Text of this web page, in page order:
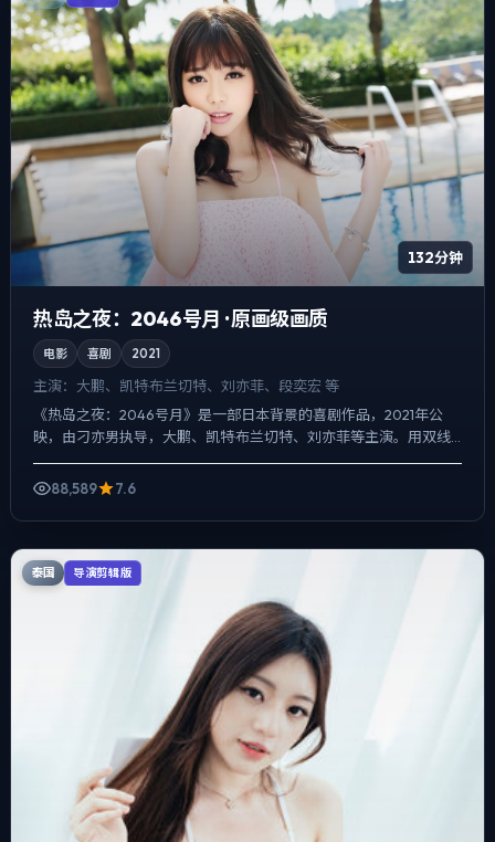
132分钟
热岛之夜：2046号月 · 原画级画质
电影 喜剧 2021
主演： 大鹏、凯特·布兰切特、刘亦菲、段奕宏 等
《热岛之夜：2046号月》是一部日本背景的喜剧作品，2021年公
映，由刁亦男执导，大鹏、凯特·布兰切特、刘亦菲等主演。用双线
88,589
7.6
泰国 导演剪辑版